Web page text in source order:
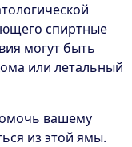
спиртные
могут быть
или летальный
вашему
из этой ямы.